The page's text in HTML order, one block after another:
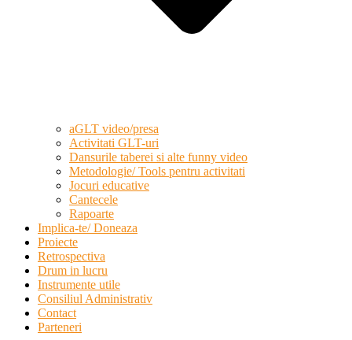
aGLT video/presa
Activitati GLT-uri
Dansurile taberei si alte funny video
Metodologie/ Tools pentru activitati
Jocuri educative
Cantecele
Rapoarte
Implica-te/ Doneaza
Proiecte
Retrospectiva
Drum in lucru
Instrumente utile
Consiliul Administrativ
Contact
Parteneri